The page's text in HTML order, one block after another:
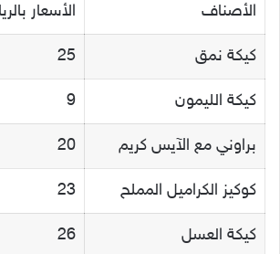
الأصناف الأسعار
كيكة نمق 25
كيكة الليمون 9
براوني مع الآيس كريم 20
كوكيز الكراميل المملح 23
كيكة العسل 26